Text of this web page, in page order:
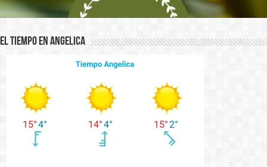
El Tiempo en Angelica